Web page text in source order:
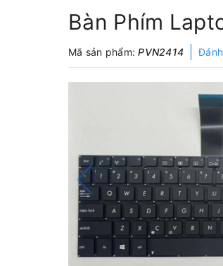
Bàn Phím
Mã sản phẩm:PVN2414